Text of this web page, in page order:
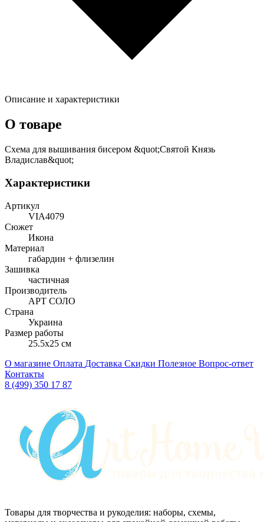
Описание и характеристики
О товаре
Схема для вышивания бисером &quot;Святой Князь
Владислав&quot;
Характеристики
Артикул
VIA4079
Сюжет
Икона
Материал
габардин + флизелин
Зашивка
частичная
Производитель
АРТ СОЛО
Страна
Украина
Размер работы
25.5x25 см
О магазине Оплата Доставка Скидки Полезное Вопрос-ответ
Контакты
8 (499) 350 17 87
Товары для творчества и рукоделия: наборы, схемы,